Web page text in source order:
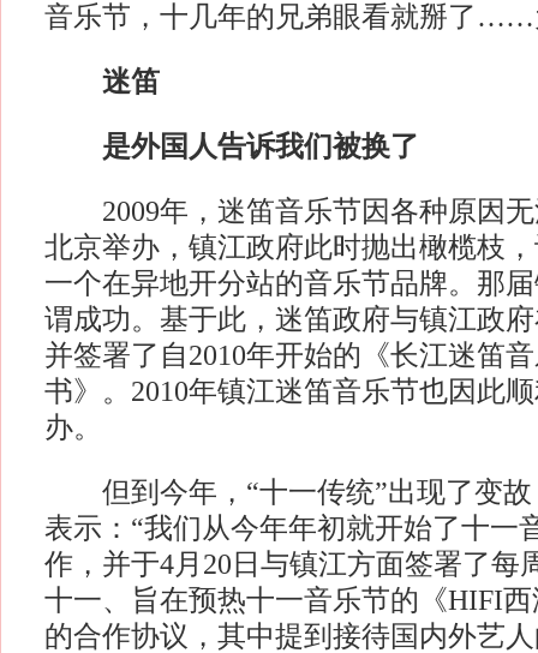
音乐节，十几年的兄弟眼看就掰了……
迷笛
是外国人告诉我们被换了
2009年，迷笛音乐节因各种原因无
北京举办，镇江政府此时抛出橄榄枝
一个在异地开分站的音乐节品牌。那
谓成功。基于此，迷笛政府与镇江政
并签署了自2010年开始的《长江迷笛
书》。2010年镇江迷笛音乐节也因此
办。
但到今年，“十一传统”出现了变故
表示：“我们从今年年初就开始了十一
作，并于4月20日与镇江方面签署了每
十一、旨在预热十一音乐节的《HIFI
的合作协议，其中提到接待国内外艺